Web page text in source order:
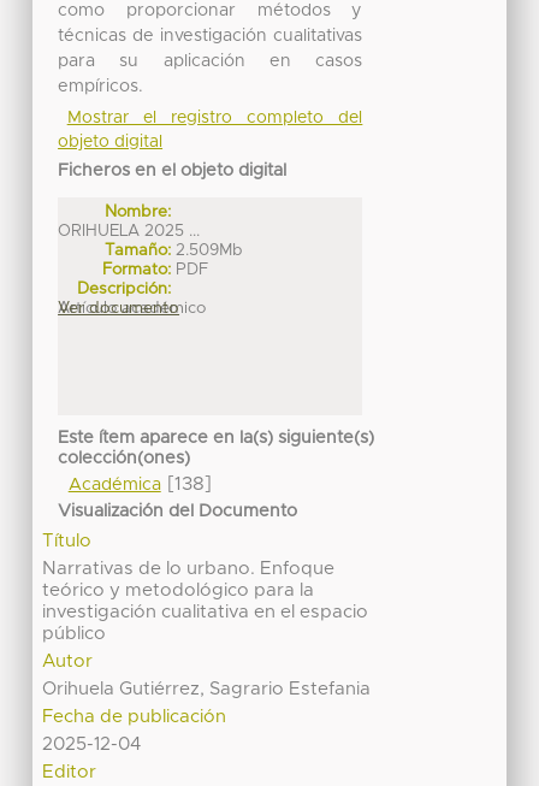
como proporcionar métodos y
técnicas de investigación cualitativas
para su aplicación en casos
empíricos.
Mostrar el registro completo del
objeto digital
Ficheros en el objeto digital
Nombre:
ORIHUELA 2025 ...
Tamaño: 2.509Mb
Formato: PDF
Descripción:
Artículo académico
Ver documento
Este ítem aparece en la(s) siguiente(s)
colección(ones)
Académica[138]
Visualización del Documento
Título
Narrativas de lo urbano. Enfoque
teórico y metodológico para la
investigación cualitativa en el espacio
público
Autor
Orihuela Gutiérrez, Sagrario Estefania
Fecha de publicación
2025-12-04
Editor